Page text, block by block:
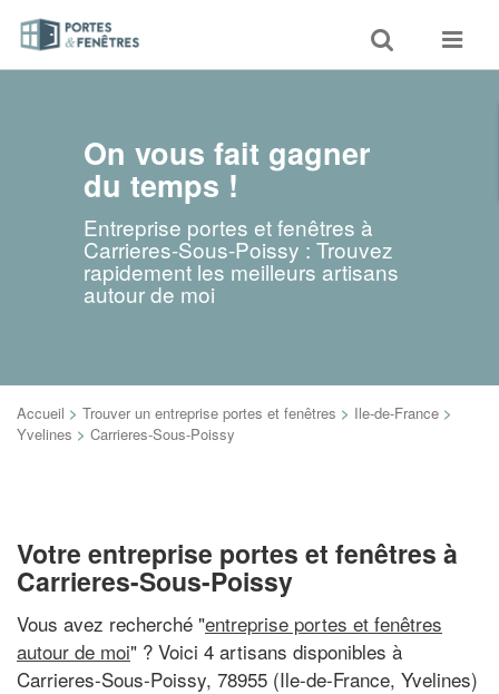
Toggle
search
Toggle
On vous fait gagner
du temps !
Entreprise portes et fenêtres à
Carrieres-Sous-Poissy : Trouvez
rapidement les meilleurs artisans
autour de moi
Accueil > Trouver un entreprise portes et fenêtres > Ile-de-France >
Yvelines > Carrieres-Sous-Poissy
Votre entreprise portes et fenêtres à
Carrieres-Sous-Poissy
Vous avez recherché "entreprise portes et fenêtres
autour de moi" ? Voici 4 artisans disponibles à
Carrieres-Sous-Poissy, 78955 (Ile-de-France, Yvelines)